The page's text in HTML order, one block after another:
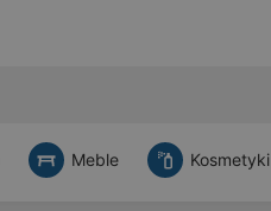
Meble Kosmetyki